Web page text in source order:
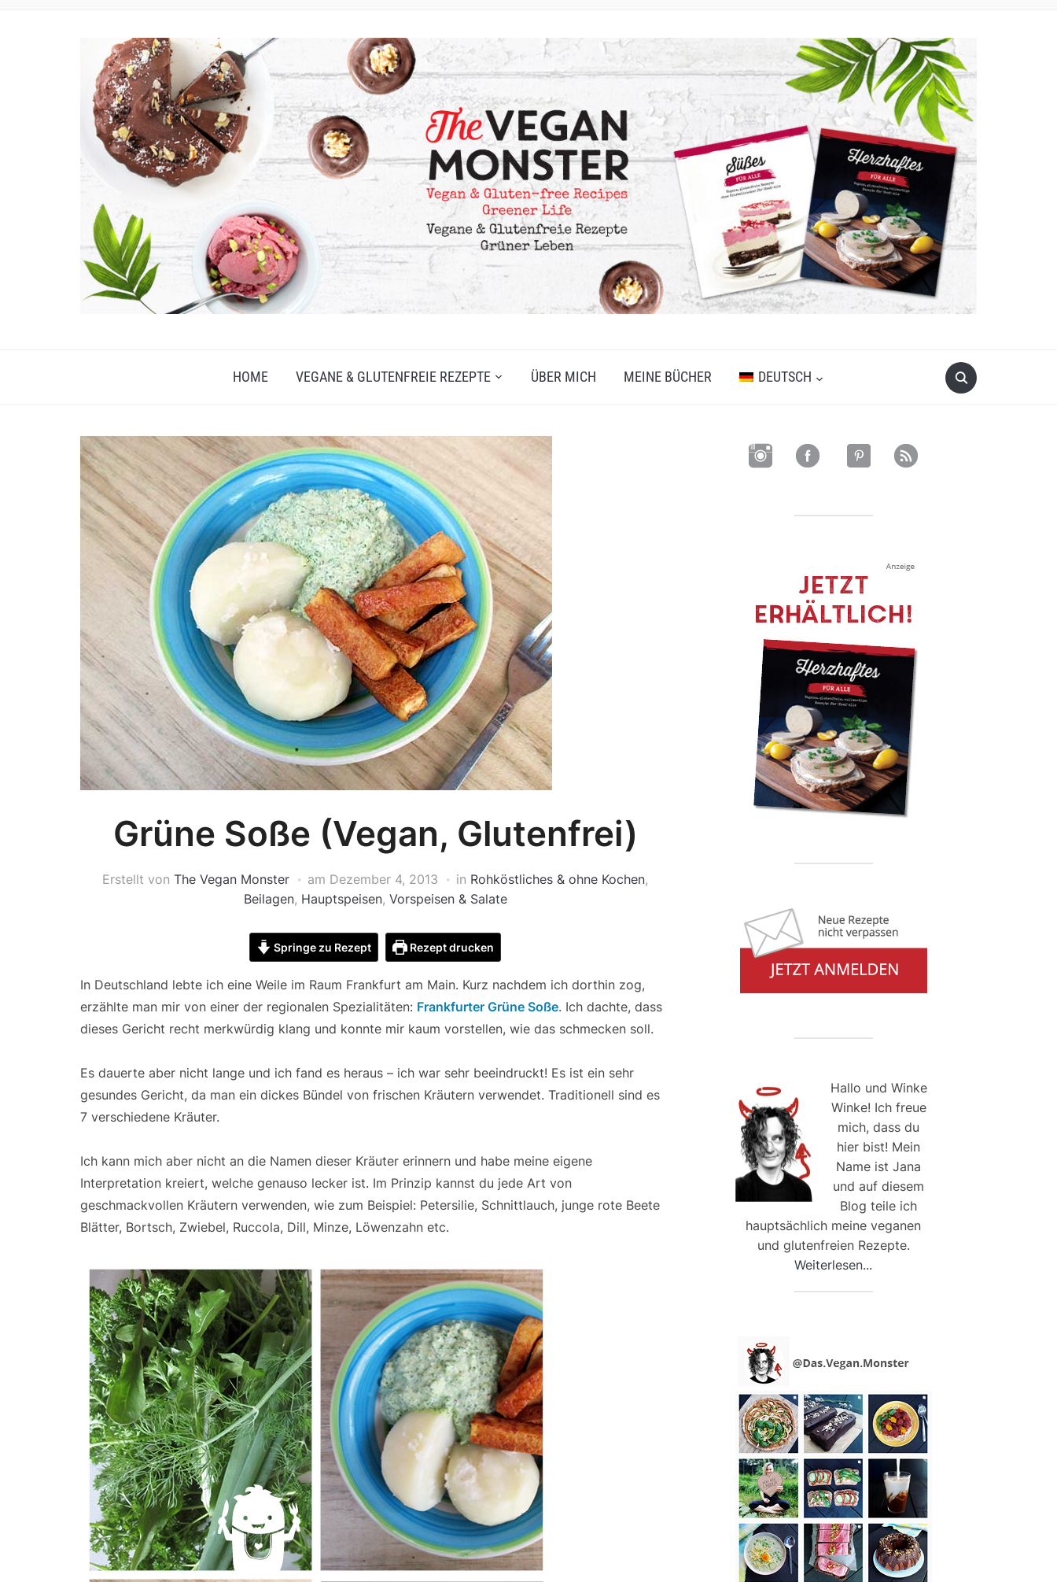
HOME VEGANE & GLUTENFREIE REZEPTE ÜBER MICH MEINE BÜCHER DEUTSCH
Grüne Soße (Vegan, Glutenfrei)
Erstellt von The Vegan Monster am Dezember 4, 2013 in Rohköstliches & ohne Kochen,
Beilagen, Hauptspeisen, Vorspeisen & Salate
Springe zu Rezept Rezept drucken
In Deutschland lebte ich eine Weile im Raum Frankfurt am Main. Kurz nachdem ich dorthin zog,
erzählte man mir von einer der regionalen Spezialitäten: Frankfurter Grüne Soße. Ich dachte, dass
dieses Gericht recht merkwürdig klang und konnte mir kaum vorstellen, wie das schmecken soll.
Es dauerte aber nicht lange und ich fand es heraus – ich war sehr beeindruckt! Es ist ein sehr
gesundes Gericht, da man ein dickes Bündel von frischen Kräutern verwendet. Traditionell sind es
7 verschiedene Kräuter.
Ich kann mich aber nicht an die Namen dieser Kräuter erinnern und habe meine eigene
Interpretation kreiert, welche genauso lecker ist. Im Prinzip kannst du jede Art von
geschmackvollen Kräutern verwenden, wie zum Beispiel: Petersilie, Schnittlauch, junge rote Beete
Blätter, Bortsch, Zwiebel, Ruccola, Dill, Minze, Löwenzahn etc.
Hallo und Winke
Winke! Ich freue
mich, dass du
hier bist! Mein
Name ist Jana
und auf diesem
Blog teile ich
hauptsächlich meine veganen
und glutenfreien Rezepte.
Weiterlesen...